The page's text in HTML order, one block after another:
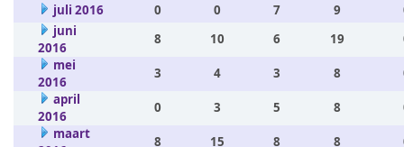
juli 2016 0 0 7 9
juni
2016
8 10 6 19
mei
2016
3 4 3 8
april
2016
0 3 5 8
maart
8 15 8 8